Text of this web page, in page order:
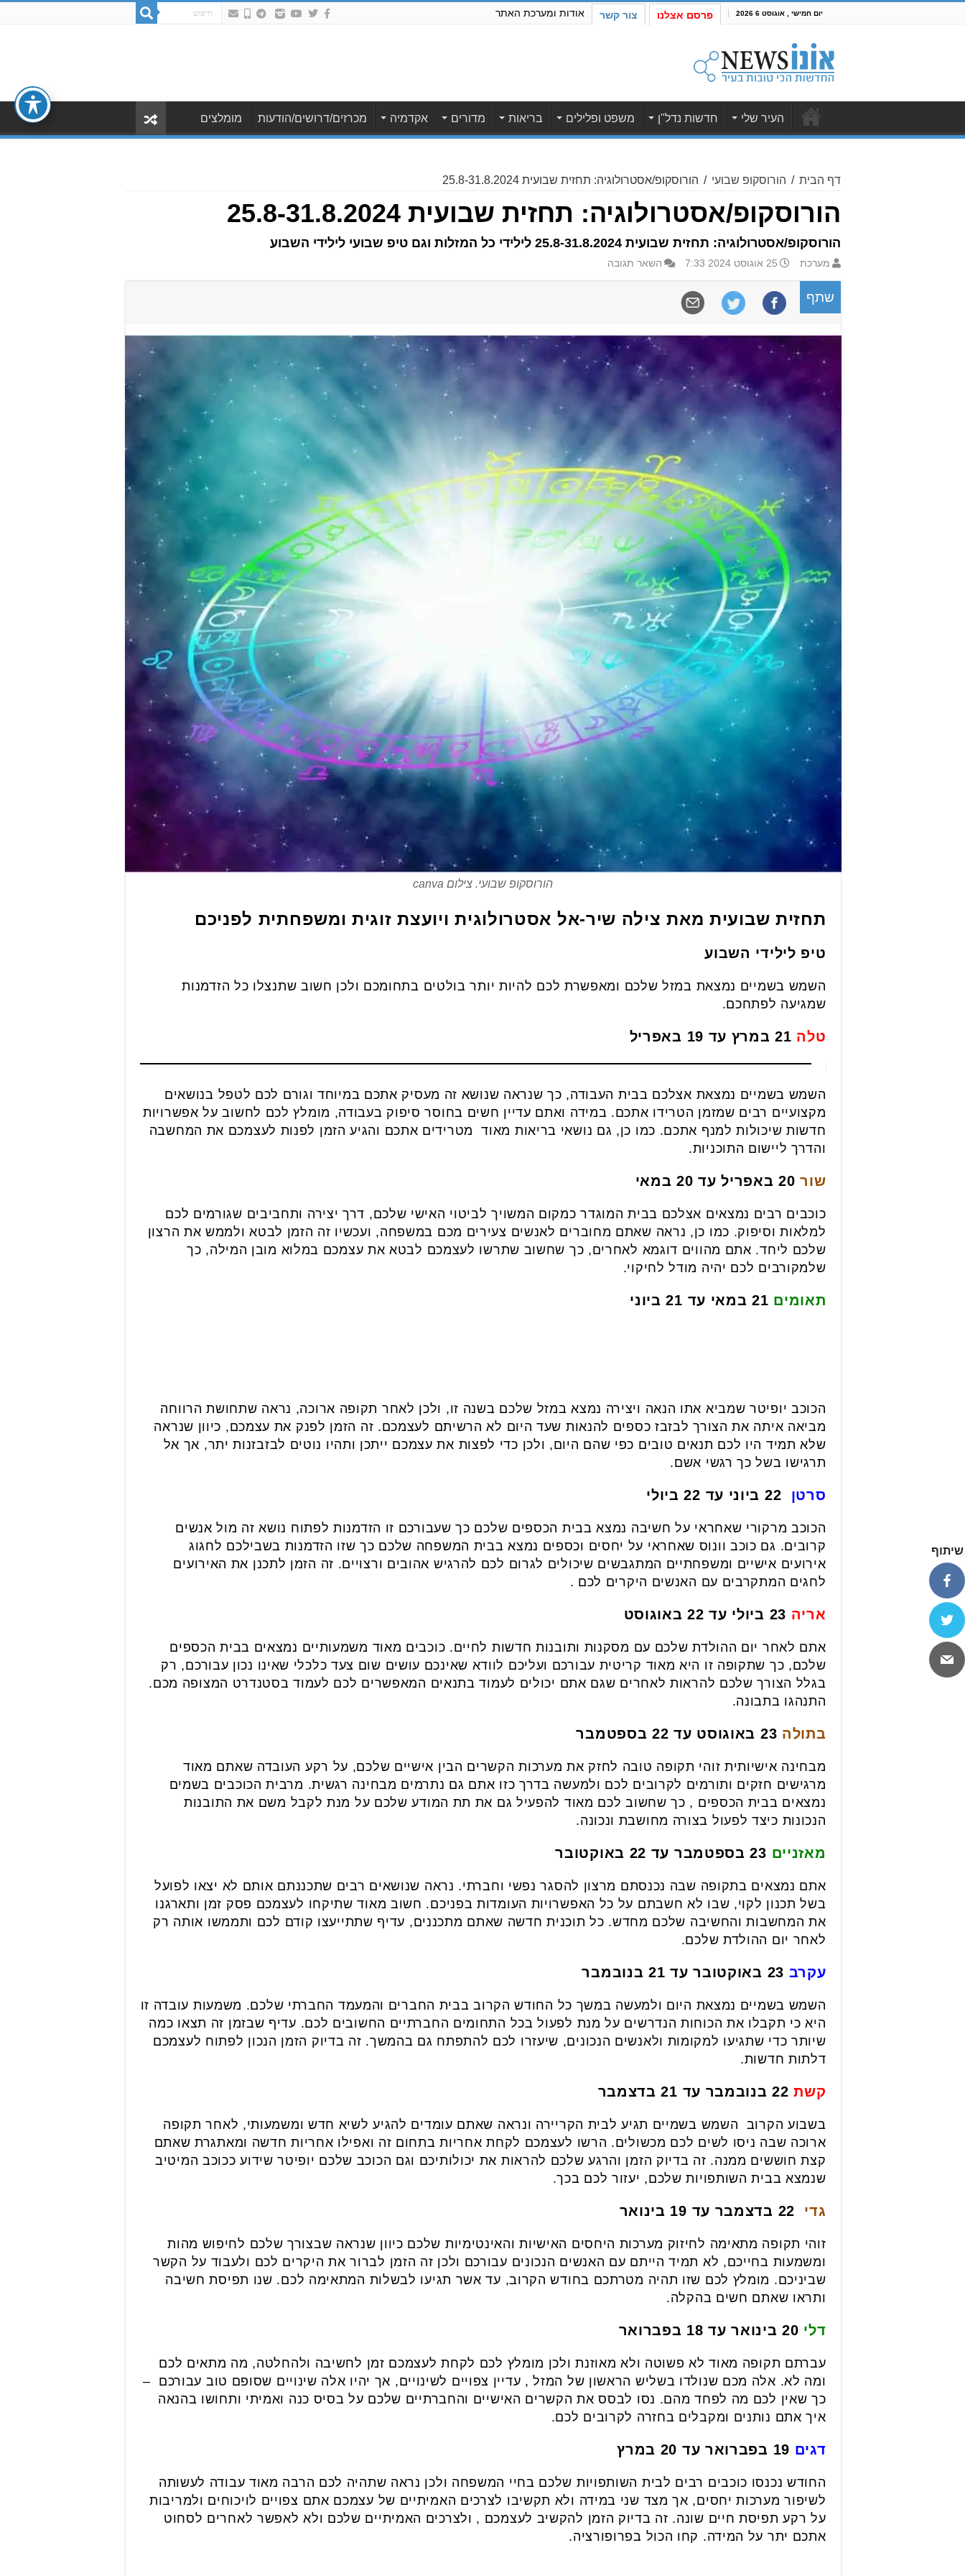
יום חמישי , אוגוסט 6 2026 פרסם אצלנו צור קשר אודות ומערכת האתר
העיר שלי חדשות נדל"ן משפט ופלילים בריאות מדורים אקדמיה מכרזים/דרושים/הודעות מומלצים
דף הבית / הורוסקופ שבועי / הורוסקופ/אסטרולוגיה: תחזית שבועית 25.8-31.8.2024
הורוסקופ/אסטרולוגיה: תחזית שבועית 25.8-31.8.2024
הורוסקופ/אסטרולוגיה: תחזית שבועית 25.8-31.8.2024 לילידי כל המזלות וגם טיפ שבועי לילידי השבוע
מערכת 25 אוגוסט 2024 7:33 השאר תגובה
שתף
הורוסקופ שבועי. צילום canva
תחזית שבועית מאת צילה שיר-אל אסטרולוגית ויועצת זוגית ומשפחתית לפניכם
טיפ לילידי השבוע
השמש בשמיים נמצאת במזל שלכם ומאפשרת לכם להיות יותר בולטים בתחומכם ולכן חשוב שתנצלו כל הזדמנות
שמגיעה לפתחכם.
טלה
השמש בשמיים נמצאת אצלכם בבית העבודה, כך שנראה שנושא זה מעסיק אתכם במיוחד וגורם לכם לטפל בנושאים
מקצועיים רבים שמזמן הטרידו אתכם. במידה ואתם עדיין חשים בחוסר סיפוק בעבודה, מומלץ לכם לחשוב על אפשרויות
חדשות שיכולות למנף אתכם. כמו כן, גם נושאי בריאות מאוד מטרידים אתכם והגיע הזמן לפנות לעצמכם את המחשבה
והדרך ליישום התוכניות.
שור 20 באפריל עד 20 במאי
כוכבים רבים נמצאים אצלכם בבית המוגדר כמקום המשויך לביטוי האישי שלכם, דרך יצירה ותחביבים שגורמים לכם
למלאות וסיפוק. כמו כן, נראה שאתם מחוברים לאנשים צעירים מכם במשפחה, ועכשיו זה הזמן לבטא ולממש את הרצון
שלכם ליחד. אתם מהווים דוגמא לאחרים, כך שחשוב שתרשו לעצמכם לבטא את עצמכם במלוא מובן המילה, כך
שלמקורבים לכם יהיה מודל לחיקוי.
תאומים 21 במאי עד 21 ביוני
הכוכב יופיטר שמביא אתו הנאה ויצירה נמצא במזל שלכם בשנה זו, ולכן לאחר תקופה ארוכה, נראה שתחושת הרווחה
מביאה איתה את הצורך לבזבז כספים להנאות שעד היום לא הרשיתם לעצמכם. זה הזמן לפנק את עצמכם, כיוון שנראה
שלא תמיד היו לכם תנאים טובים כפי שהם היום, ולכן כדי לפצות את עצמכם ייתכן ותהיו נוטים לבזבזנות יתר, אך אל
תרגישו בשל כך רגשי אשם.
סרטן
הכוכב מרקורי שאחראי על חשיבה נמצא בבית הכספים שלכם כך שעבורכם זו הזדמנות לפתוח נושא זה מול אנשים
קרובים. גם כוכב וונוס שאחראי על יחסים וכספים נמצא בבית המשפחה שלכם כך שזו הזדמנות בשבילכם לחגוג
אירועים אישיים ומשפחתיים המתגבשים שיכולים לגרום לכם להרגיש אהובים ורצויים. זה הזמן לתכנן את האירועים
לחגים המתקרבים עם האנשים היקרים לכם .
אריה
אתם לאחר יום ההולדת שלכם עם מסקנות ותובנות חדשות לחיים. כוכבים מאוד משמעותיים נמצאים בבית הכספים
שלכם, כך שתקופה זו היא מאוד קריטית עבורכם ועליכם לוודא שאינכם עושים שום צעד כלכלי שאינו נכון עבורכם, רק
בגלל הצורך שלכם להראות לאחרים שגם אתם יכולים לעמוד בתנאים המאפשרים לכם לעמוד בסטנדרט המצופה מכם.
התנהגו בתבונה.
בתולה
מבחינה אישיותית זוהי תקופה טובה לחזק את מערכות הקשרים הבין אישיים שלכם, על רקע העובדה שאתם מאוד
מרגישים חזקים ותורמים לקרובים לכם ולמעשה בדרך כזו אתם גם נתרמים מבחינה רגשית. מרבית הכוכבים בשמים
נמצאים בבית הכספים , כך שחשוב לכם מאוד להפעיל גם את תת המודע שלכם על מנת לקבל משם את התובנות
הנכונות כיצד לפעול בצורה מחושבת ונכונה.
מאזניים
אתם נמצאים בתקופה שבה נכנסתם מרצון להסגר נפשי וחברתי. נראה שנושאים רבים שתכננתם אותם לא יצאו לפועל
בשל תכנון לקוי, שבו לא חשבתם על כל האפשרויות העומדות בפניכם. חשוב מאוד שתיקחו לעצמכם פסק זמן ותארגנו
את המחשבות והחשיבה שלכם מחדש. כל תוכנית חדשה שאתם מתכננים, עדיף שתתייעצו קודם לכם ותממשו אותה רק
לאחר יום ההולדת שלכם.
עקרב
השמש בשמיים נמצאת היום ולמעשה במשך כל החודש הקרוב בבית החברים והמעמד החברתי שלכם. משמעות עובדה זו
היא כי תקבלו את הכוחות הנדרשים על מנת לפעול בכל התחומים החברתיים החשובים לכם. עדיף שבזמן זה תצאו כמה
שיותר כדי שתגיעו למקומות ולאנשים הנכונים, שיעזרו לכם להתפתח גם בהמשך. זה בדיוק הזמן הנכון לפתוח לעצמכם
דלתות חדשות.
קשת22 בנובמבר עד 21 בדצמבר
בשבוע הקרוב השמש בשמיים תגיע לבית הקריירה ונראה שאתם עומדים להגיע לשיא חדש ומשמעותי, לאחר תקופה
ארוכה שבה ניסו לשים לכם מכשולים. הרשו לעצמכם לקחת אחריות בתחום זה ואפילו אחריות חדשה ומאתגרת שאתם
קצת חוששים ממנה. זה בדיוק הזמן והרגע שלכם להראות את יכולותיכם וגם הכוכב שלכם יופיטר שידוע ככוכב המיטיב
שנמצא בבית השותפויות שלכם, יעזור לכם בכך.
גדי
זוהי תקופה מתאימה לחיזוק מערכות היחסים האישיות והאינטימיות שלכם כיוון שנראה שבצורך שלכם לחיפוש מהות
ומשמעות בחייכם, לא תמיד הייתם עם האנשים הנכונים עבורכם ולכן זה הזמן לברור את היקרים לכם ולעבוד על הקשר
שביניכם. מומלץ לכם שזו תהיה מטרתכם בחודש הקרוב, עד אשר תגיעו לבשלות המתאימה לכם. שנו תפיסת חשיבה
ותראו שאתם חשים בהקלה.
דלי
עברתם תקופה מאוד לא פשוטה ולא מאוזנת ולכן מומלץ לכם לקחת לעצמכם זמן לחשיבה ולהחלטה, מה מתאים לכם
ומה לא. אלה מכם שנולדו בשליש הראשון של המזל , עדיין צפויים לשינויים, אך יהיו אלה שינויים שסופם טוב עבורכם –
כך שאין לכם מה לפחד מהם. נסו לבסס את הקשרים האישיים והחברתיים שלכם על בסיס כנה ואמיתי ותחושו בהנאה
איך אתם נותנים ומקבלים בחזרה לקרובים לכם.
דגים
החודש נכנסו כוכבים רבים לבית השותפויות שלכם בחיי המשפחה ולכן נראה שתהיה לכם הרבה מאוד עבודה לעשותה
לשיפור מערכות יחסים, אך מצד שני במידה ולא תקשיבו לצרכים האמיתיים של עצמכם אתם צפויים לויכוחים ולמריבות
על רקע תפיסת חיים שונה. זה בדיוק הזמן להקשיב לעצמכם , ולצרכים האמיתיים שלכם ולא לאפשר לאחרים לסחוט
אתכם יתר על המידה. קחו הכול בפרופורציה.
שיתוף